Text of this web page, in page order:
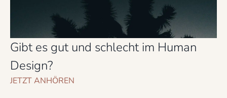
Gibt es gut und schlecht im Human
Design?
JETZT ANHÖREN